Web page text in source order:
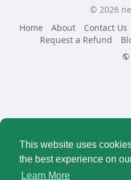
This website uses
the best experience on
Learn More
© 2026
Home
About Contact Us
Request a Refund